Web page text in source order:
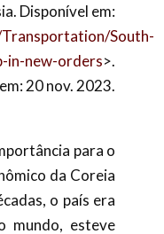
Disponível em:
South-
in-new-orders>.
20 nov. 2023.
para o
da Coreia
o país era
mundo, esteve